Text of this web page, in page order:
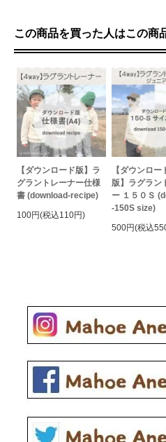
この商品を買った人はこの商
【ダウンロード版】ラ
グラントレーナー仕様
書 (download-recipe)
100円(税込110円)
【ダウンロー
版】ラグラン
ー １５０Ｓ
-150S size)
500円(税込